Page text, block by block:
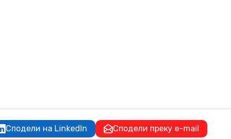
Сподели на LinkedIn Сподели преку e-mail